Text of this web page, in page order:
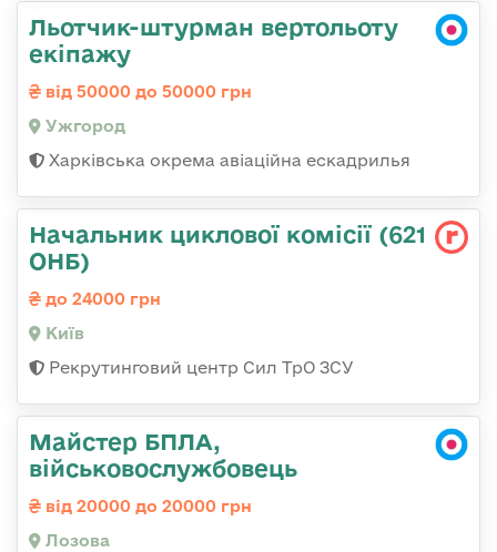
Льотчик-штурман вертольоту
екіпажу
від 50000 до 50000 грн
Ужгород
Харківська окрема авіаційна ескадрилья
Начальник циклової комісії (621
ОНБ)
до 24000 грн
Київ
Рекрутинговий центр Сил ТрО ЗСУ
Майстер БПЛА,
військовослужбовець
від 20000 до 20000 грн
Лозова